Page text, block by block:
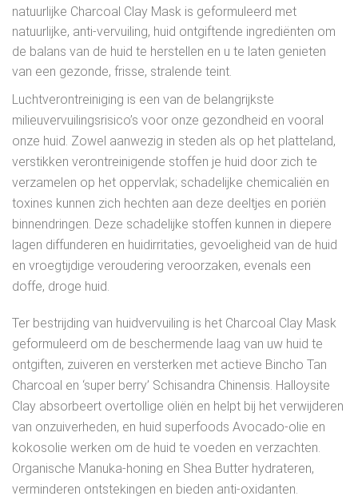
natuurlijke Charcoal Clay Mask is geformuleerd met
natuurlijke, anti-vervuiling, huid ontgiftende ingrediënten om
de balans van de huid te herstellen en u te laten genieten
van een gezonde, frisse, stralende teint.
Luchtverontreiniging is een van de belangrijkste
milieuvervuilingsrisico’s voor onze gezondheid en vooral
onze huid. Zowel aanwezig in steden als op het platteland,
verstikken verontreinigende stoffen je huid door zich te
verzamelen op het oppervlak; schadelijke chemicaliën en
toxines kunnen zich hechten aan deze deeltjes en poriën
binnendringen. Deze schadelijke stoffen kunnen in diepere
lagen diffunderen en huidirritaties, gevoeligheid van de huid
en vroegtijdige veroudering veroorzaken, evenals een
doffe, droge huid.
Ter bestrijding van huidvervuiling is het Charcoal Clay Mask
geformuleerd om de beschermende laag van uw huid te
ontgiften, zuiveren en versterken met actieve Bincho Tan
Charcoal en ‘super berry’ Schisandra Chinensis. Halloysite
Clay absorbeert overtollige oliën en helpt bij het verwijderen
van onzuiverheden, en huid superfoods Avocado-olie en
kokosolie werken om de huid te voeden en verzachten.
Organische Manuka-honing en Shea Butter hydrateren,
verminderen ontstekingen en bieden anti-oxidanten.